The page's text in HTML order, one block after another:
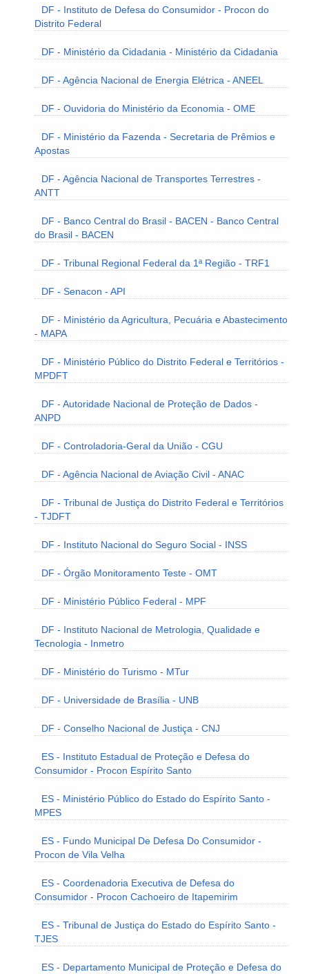
DF - Instituto de Defesa do Consumidor - Procon do
Distrito Federal
DF - Ministério da Cidadania - Ministério da Cidadania
DF - Agência Nacional de Energia Elétrica - ANEEL
DF - Ouvidoria do Ministério da Economia - OME
DF - Ministério da Fazenda - Secretaria de Prêmios e
Apostas
DF - Agência Nacional de Transportes Terrestres -
ANTT
DF - Banco Central do Brasil - BACEN - Banco Central
do Brasil - BACEN
DF - Tribunal Regional Federal da 1ª Região - TRF1
DF - Senacon - API
DF - Ministério da Agricultura, Pecuária e Abastecimento
- MAPA
DF - Ministério Público do Distrito Federal e Territórios -
MPDFT
DF - Autoridade Nacional de Proteção de Dados -
ANPD
DF - Controladoria-Geral da União - CGU
DF - Agência Nacional de Aviação Civil - ANAC
DF - Tribunal de Justiça do Distrito Federal e Territórios
- TJDFT
DF - Instituto Nacional do Seguro Social - INSS
DF - Órgão Monitoramento Teste - OMT
DF - Ministério Público Federal - MPF
DF - Instituto Nacional de Metrologia, Qualidade e
Tecnologia - Inmetro
DF - Ministério do Turismo - MTur
DF - Universidade de Brasília - UNB
DF - Conselho Nacional de Justiça - CNJ
ES - Instituto Estadual de Proteção e Defesa do
Consumidor - Procon Espírito Santo
ES - Ministério Público do Estado do Espírito Santo -
MPES
ES - Fundo Municipal De Defesa Do Consumidor -
Procon de Vila Velha
ES - Coordenadoria Executiva de Defesa do
Consumidor - Procon Cachoeiro de Itapemirim
ES - Tribunal de Justiça do Estado do Espírito Santo -
TJES
ES - Departamento Municipal de Proteção e Defesa do